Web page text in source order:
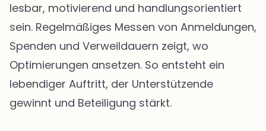
lesbar, motivierend und handlungsorientiert
sein. Regelmäßiges Messen von Anmeldungen,
Spenden und Verweildauern zeigt, wo
Optimierungen ansetzen. So entsteht ein
lebendiger Auftritt, der Unterstützende
gewinnt und Beteiligung stärkt.